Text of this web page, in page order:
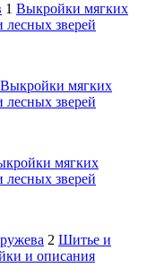
1 Выкройки мягких
зверей
Выкройки мягких
зверей
мягких
зверей
2 Шитье и
и описания